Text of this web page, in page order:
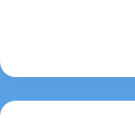
Aktionen